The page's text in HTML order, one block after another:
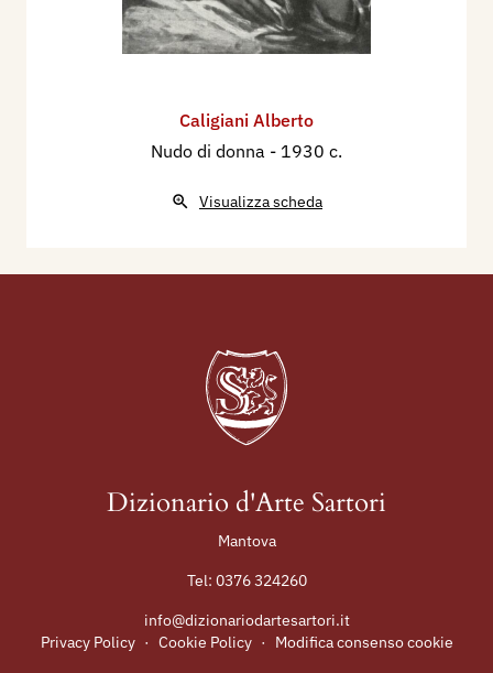
Caligiani Alberto
Nudo di donna - 1930 c.
Visualizza scheda
Dizionario d'Arte Sartori
Mantova
Tel: 0376 324260
info@dizionariodartesartori.it
Privacy Policy · Cookie Policy · Modifica consenso cookie